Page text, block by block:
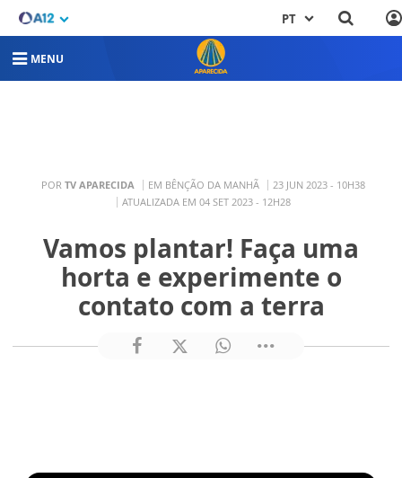
PT
MENU
POR TV APARECIDA EM BÊNÇÃO DA MANHÃ
23 JUN 2023 - 10H38
ATUALIZADA EM 04 SET 2023 - 12H28
Vamos plantar! Faça uma
horta e experimente o
contato com a terra